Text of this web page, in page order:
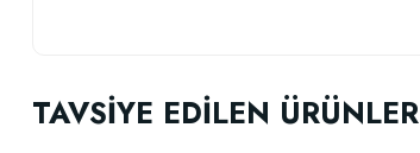
TAVSİYE EDİLEN ÜRÜNLER